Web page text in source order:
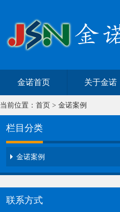
金诺首页 关于金诺
当前位置： 首页 > 金诺案例
栏目分类
金诺案例
联系方式